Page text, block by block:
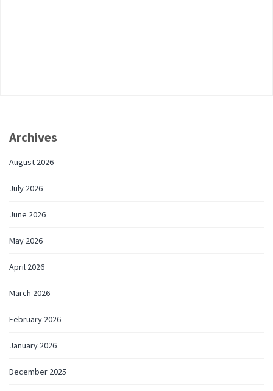
Archives
August 2026
July 2026
June 2026
May 2026
April 2026
March 2026
February 2026
January 2026
December 2025